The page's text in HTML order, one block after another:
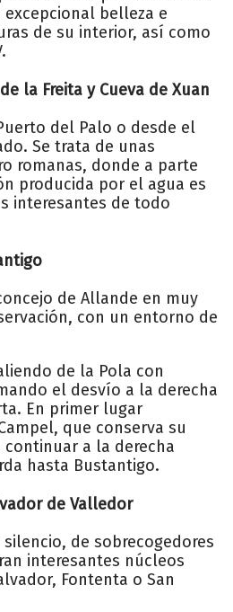
belleza e
de su interior, así como
la Freita y Cueva de Xuan
del Palo o desde el
Se trata de unas
romanas, donde a parte
producida por el agua es
interesantes de todo
de Allande en muy
con un entorno de
de la Pola con
el desvío a la derecha
En primer lugar
que conserva su
a la derecha
hasta Bustantigo.
de Valledor
de sobrecogedores
interesantes núcleos
Fontenta o San